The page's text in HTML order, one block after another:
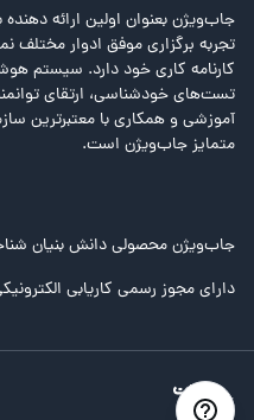
جاب‌ویژن بعنوان اولین ارائه
تجربه برگزاری موفق ادوار مختلف
کارنامه کاری خود دارد. سیستم
تست‌های خودشناسی، ارتقای
آموزشی و همکاری با معتبرترین
متمایز جاب‌ویژن است.
جاب‌ویژن محصولی دانش بنیان
دارای مجوز رسمی کاریابی